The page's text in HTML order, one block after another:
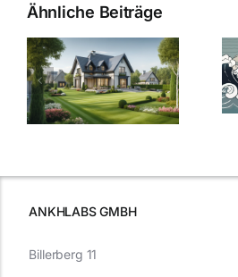
Ähnliche Beiträge
Bauzinsen im
Sturm: Die
aktuelle
Entwicklung
ANKHLABS GMBH
Billerberg 11